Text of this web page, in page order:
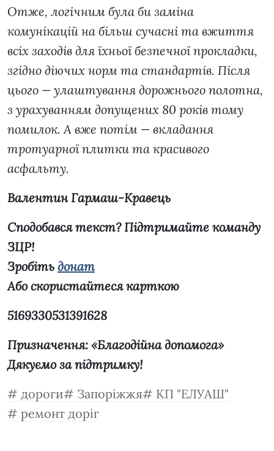
Отже, логічним була би заміна
комунікацій на більш сучасні та вжиття
всіх заходів для їхньої безпечної прокладки,
згідно діючих норм та стандартів. Після
цього — улаштування дорожнього полотна,
з урахуванням допущених 80 років тому
помилок. А вже потім — вкладання
тротуарної плитки та красивого
асфальту.
Валентин Гармаш-Кравець
Сподобався текст? Підтримайте команду
ЗЦР!
Зробіть донат
Або скористайтеся карткою
5169330531391628
Призначення: «Благодійна допомога»
Дякуємо за підтримку!
дороги
Запоріжжя
КП "ЕЛУАШ"
ремонт доріг